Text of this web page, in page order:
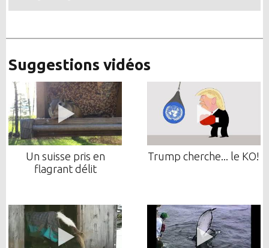
Suggestions vidéos
Un suisse pris en
flagrant délit
Trump cherche... le KO!